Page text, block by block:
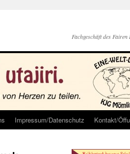
Fachgeschäft des
Impressum/Datenschutz Kontakt/